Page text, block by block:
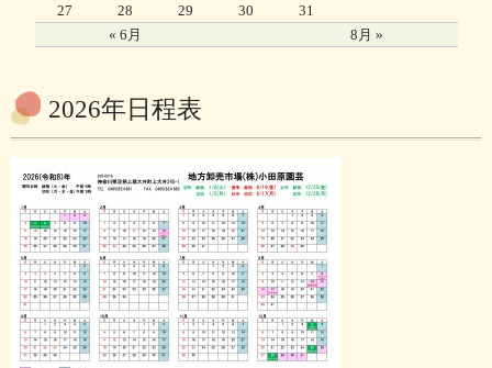
« 6月 8月 »
27
28 29 30 31
2026年日程表